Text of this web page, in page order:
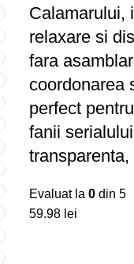
Calamarului,
relaxare si
fara
coordonarea
perfect
fanii
Evaluat la 0din 5
59.98 lei